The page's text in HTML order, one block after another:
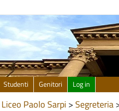
Studenti Genitori Log in
Liceo Paolo Sarpi > Segreteria